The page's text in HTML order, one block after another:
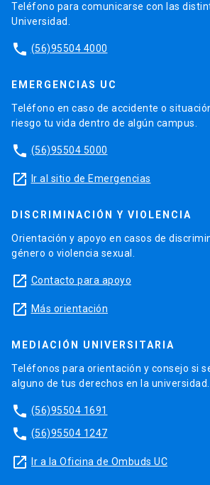
Teléfono para comunicarse con las
Universidad.
phone (56)95504 4000
EMERGENCIAS UC
Teléfono en caso de accidente o
riesgo tu vida dentro de algún campus.
phone (56)95504 5000
launch Ir al sitio de Emergencias
DISCRIMINACIÓN Y VIOLENCIA
Orientación y apoyo en casos de
género o violencia sexual.
launch Contacto para apoyo
launch Más orientación
MEDIACIÓN UNIVERSITARIA
Teléfonos para orientación y consejo si
alguno de tus derechos en la universidad.
phone (56)95504 1691
phone (56)95504 1247
launch Ir a la Oficina de Ombuds UC